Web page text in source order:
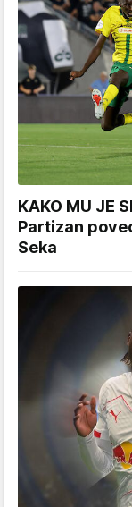
KAKO MU JE
Partizan
Seka